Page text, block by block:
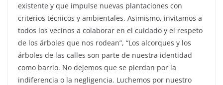
existente y que impulse nuevas plantaciones con
criterios técnicos y ambientales. Asimismo, invitamos a
todos los vecinos a colaborar en el cuidado y el respeto
de los árboles que nos rodean”, “Los alcorques y los
árboles de las calles son parte de nuestra identidad
como barrio. No dejemos que se pierdan por la
indiferencia o la negligencia. Luchemos por nuestro